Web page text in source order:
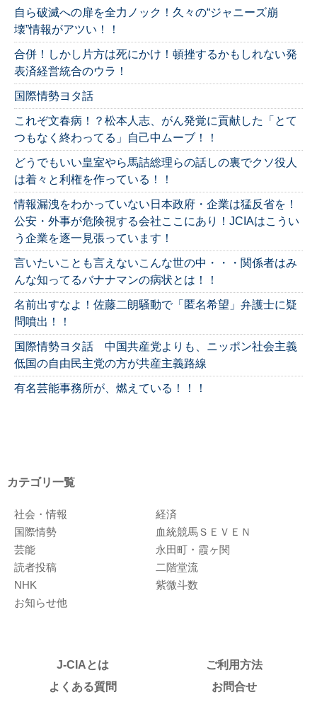
自ら破滅への扉を全力ノック！久々の“ジャニーズ崩
壊”情報がアツい！！
合併！しかし片方は死にかけ！頓挫するかもしれない発
表済経営統合のウラ！
国際情勢ヨタ話
これぞ文春病！？松本人志、がん発覚に貢献した「とて
つもなく終わってる」自己中ムーブ！！
どうでもいい皇室やら馬詰総理らの話しの裏でクソ役人
は着々と利権を作っている！！
情報漏洩をわかっていない日本政府・企業は猛反省を！
公安・外事が危険視する会社ここにあり！JCIAはこうい
う企業を逐一見張っています！
言いたいことも言えないこんな世の中・・・関係者はみ
んな知ってるバナナマンの病状とは！！
名前出すなよ！佐藤二朗騒動で「匿名希望」弁護士に疑
問噴出！！
国際情勢ヨタ話 中国共産党よりも、ニッポン社会主義
低国の自由民主党の方が共産主義路線
有名芸能事務所が、燃えている！！！
カテゴリ一覧
社会・情報
経済
国際情勢
血統競馬ＳＥＶＥＮ
芸能
永田町・霞ヶ関
読者投稿
二階堂流
NHK
紫微斗数
お知らせ他
J-CIAとは
ご利用方法
よくある質問
お問合せ